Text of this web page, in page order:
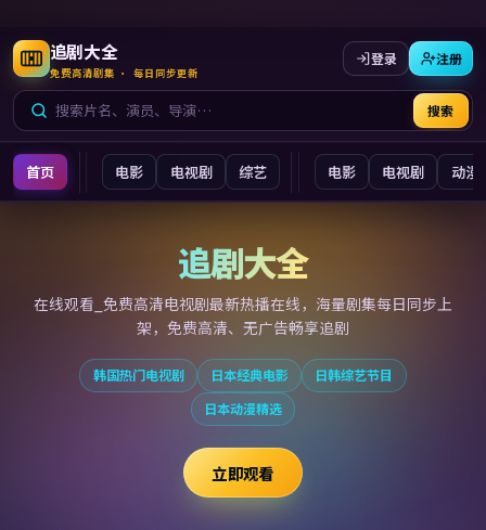
追剧大全
免费高清剧集 · 每日同步更新
搜索
登录 注册
首页 电影 电视剧 综艺 电影 电视剧 动漫
追剧大全
追剧大全
在线观看_免费高清电视剧最新热播在线，海量剧集每日同步上
架，免费高清、无广告畅享追剧
韩国热门电视剧 日本经典电影
日韩综艺节目
日本动漫精选
立即观看